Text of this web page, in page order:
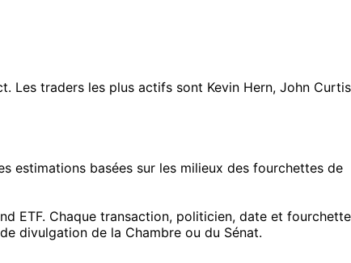
Les traders les plus actifs sont Kevin Hern, John Curtis
estimations basées sur les milieux des fourchettes de
ETF. Chaque transaction, politicien, date et fourchette
divulgation de la Chambre ou du Sénat.